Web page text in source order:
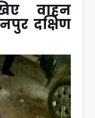
वाहन
दक्षिण